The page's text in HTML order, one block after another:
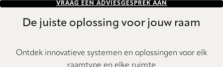
VRAAG EEN ADVIESGESPREK AAN
De juiste oplossing voor jouw raam
Ontdek innovatieve systemen en oplossingen voor elk
raamtype en elke ruimte